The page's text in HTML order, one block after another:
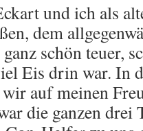
und ich als
dem
schön teuer,
Eis drin war. In
auf meinen
die ganzen drei